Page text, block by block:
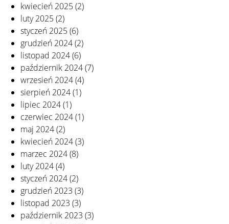
kwiecień 2025(2)
luty 2025(2)
styczeń 2025(6)
grudzień 2024(2)
listopad 2024(6)
październik 2024(7)
wrzesień 2024(4)
sierpień 2024(1)
lipiec 2024(1)
czerwiec 2024(1)
maj 2024(2)
kwiecień 2024(3)
marzec 2024(8)
luty 2024(4)
styczeń 2024(2)
grudzień 2023 (3)
listopad 2023 (3)
październik 2023 (3)